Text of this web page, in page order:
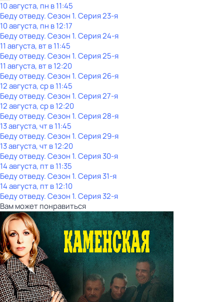
10 августа, пн в 11:45
Беду отведу. Сезон 1. Серия 23-я
10 августа, пн в 12:17
Беду отведу. Сезон 1. Серия 24-я
11 августа, вт в 11:45
Беду отведу. Сезон 1. Серия 25-я
11 августа, вт в 12:20
Беду отведу. Сезон 1. Серия 26-я
12 августа, ср в 11:45
Беду отведу. Сезон 1. Серия 27-я
12 августа, ср в 12:20
Беду отведу. Сезон 1. Серия 28-я
13 августа, чт в 11:45
Беду отведу. Сезон 1. Серия 29-я
13 августа, чт в 12:20
Беду отведу. Сезон 1. Серия 30-я
14 августа, пт в 11:35
Беду отведу. Сезон 1. Серия 31-я
14 августа, пт в 12:10
Беду отведу. Сезон 1. Серия 32-я
Вам может понравиться